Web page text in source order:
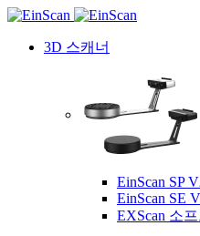
3D 스캐너
EinScan SP
EinScan SE
EXScan 소